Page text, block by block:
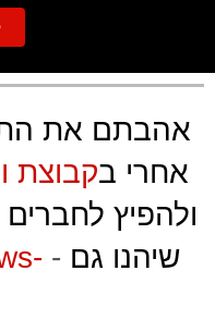
אהבתם את
אחרי בקבוצת
ולהפיץ
שיהנו גם -